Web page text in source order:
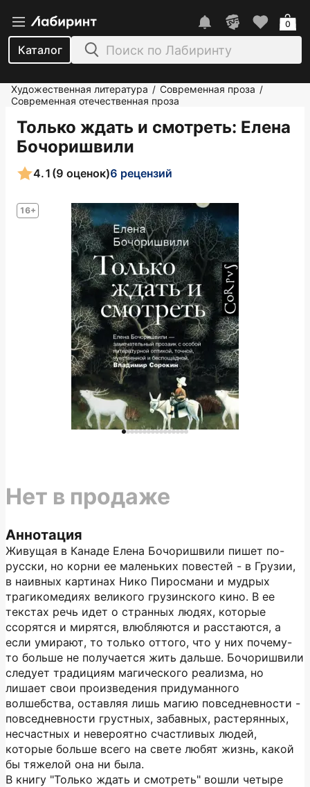
Каталог
0
Художественная литература / Современная проза /
Современная отечественная проза
Только ждать и смотреть: Елена
Бочоришвили
16+
4.1 (9 оценок)6 рецензий
Аннотация
Живущая в Канаде Елена Бочоришвили пишет по-
русски, но корни ее маленьких повестей - в Грузии,
в наивных картинах Нико Пиросмани и мудрых
трагикомедиях великого грузинского кино. В ее
текстах речь идет о странных людях, которые
ссорятся и мирятся, влюбляются и расстаются, а
если умирают, то только оттого, что у них почему-
то больше не получается жить дальше. Бочоришвили
следует традициям магического реализма, но
лишает свои произведения придуманного
волшебства, оставляя лишь магию повседневности -
повседневности грустных, забавных, растерянных,
несчастных и невероятно счастливых людей,
которые больше всего на свете любят жизнь, какой
бы тяжелой она ни была.
В книгу "Только ждать и смотреть" вошли четыре
Нет в продаже